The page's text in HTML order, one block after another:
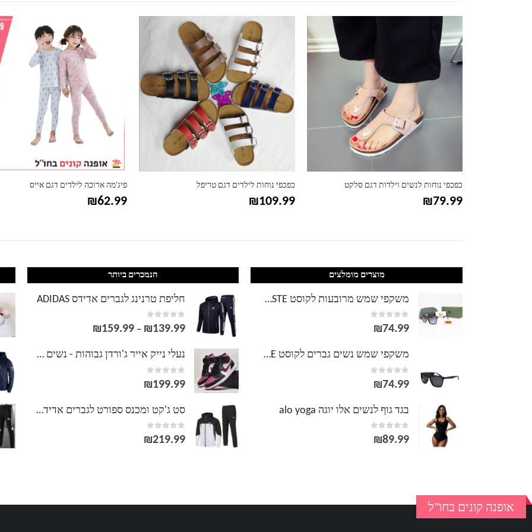
כפכפי נוחות לנשים וילדות דגם סלקט
₪79.99
למוצר זה יש מספר סוגים. ניתן לבחור את האפשרויות בעמוד המוצר
כפכפי נוחות לילדים דגם טריפל
₪109.99
למוצר זה יש מספר סוגים. ניתן לבחור את האפשרויות בעמוד המוצר
פיג'מה ארוכה לילדים דגם אייס
₪62.99
מוצרים מומלצים
משקפי שמש מרובעות לקוסט LACOSTE
0
out of 5
₪74.99
משקפי שמש נשים גברים לקוסט LACOSTE
0
out of 5
₪74.99
בגד גוף לנשים אלו יוגה alo yoga
0
out of 5
₪89.99
הנמכרים ביותר
חליפת טרנינג לגברים אדידס ADIDAS
0
out of 5
₪139.99
–
₪159.99
טווח
נעלי נייק אייר ג'ורדן גבוהות - נשים גברים NIKE AIR JORDAN
0
out of 5
₪199.99
סט ג'קט ומכנס ספורט לגברים אדידס ADIDAS
0
out of 5
₪219.99
אופנה קונים בחו"ל